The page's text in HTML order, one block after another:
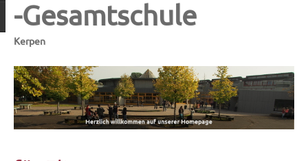
-Gesamtschule
Kerpen